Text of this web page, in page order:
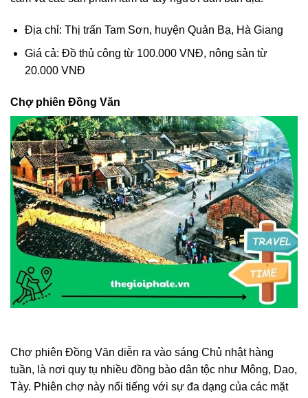
Địa chỉ: Thị trấn Tam Sơn, huyện Quản Bạ, Hà Giang
Giá cả: Đồ thủ công từ 100.000 VNĐ, nông sản từ
20.000 VNĐ
Chợ phiên Đồng Văn
Chợ phiên Đồng Văn diễn ra vào sáng Chủ nhật hàng
tuần, là nơi quy tụ nhiều đồng bào dân tộc như Mông, Dao,
Tày. Phiên chợ này nổi tiếng với sự đa dạng của các mặt